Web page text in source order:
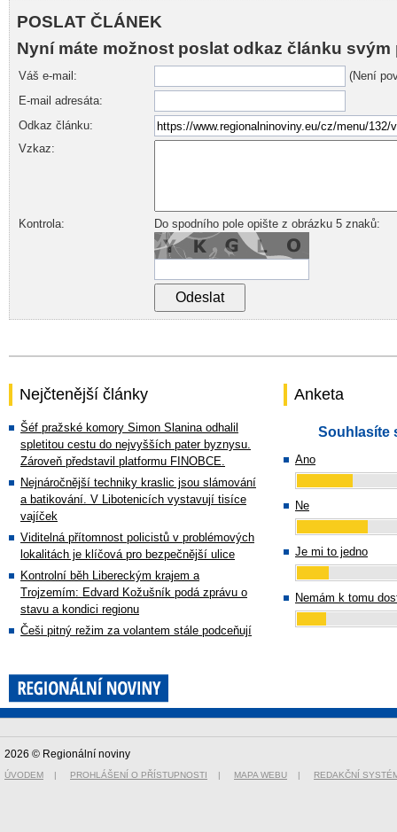
POSLAT ČLÁNEK
Nyní máte možnost poslat odkaz článku svým
Váš e-mail:
(Není
E-mail adresáta:
Odkaz článku:
Vzkaz:
Kontrola: Do spodního pole opište z obrázku 5 znaků:
Nejčtenější články
Šéf pražské komory Simon Slanina odhalil
spletitou cestu do nejvyšších pater byznysu.
Zároveň představil platformu FINOBCE.
Nejnáročnější techniky kraslic jsou slámování
a batikování. V Libotenicích vystavují tisíce
vajíček
Viditelná přítomnost policistů v problémových
lokalitách je klíčová pro bezpečnější ulice
Kontrolní běh Libereckým krajem a
Trojzemím: Edvard Kožušník podá zprávu o
stavu a kondici regionu
Češi pitný režim za volantem stále podceňují
Anketa
Souhlasíte
Ano
Ne
Je mi to jedno
Nemám k tomu
2026 © Regionální noviny
ÚVODEM | PROHLÁŠENÍ O PŘÍSTUPNOSTI | MAPA WEBU | REDAKČNÍ